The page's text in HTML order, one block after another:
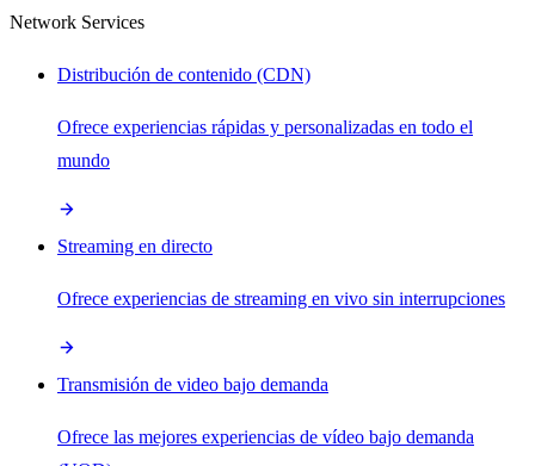
Network Services
Distribución de contenido (CDN)
Ofrece experiencias rápidas y personalizadas en todo el
mundo
Streaming en directo
Ofrece experiencias de streaming en vivo sin interrupciones
Transmisión de video bajo demanda
Ofrece las mejores experiencias de vídeo bajo demanda